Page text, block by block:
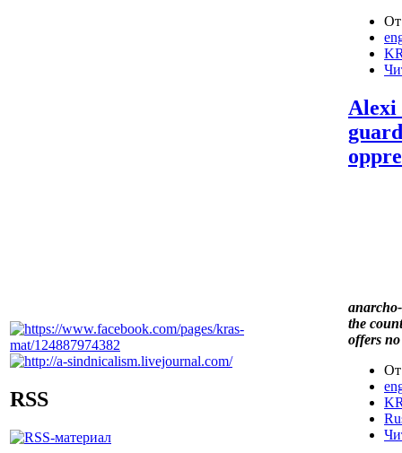
RSS
От
Alexi
the
offers
От